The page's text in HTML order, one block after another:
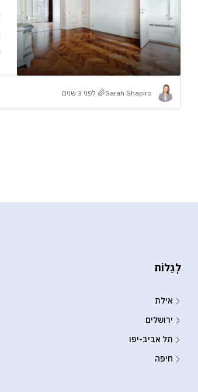
Sarah Shapiro לפני 3 שנים
לְגַלוֹת
אילת
ירושלים
תל אביב-יפו
חיפה